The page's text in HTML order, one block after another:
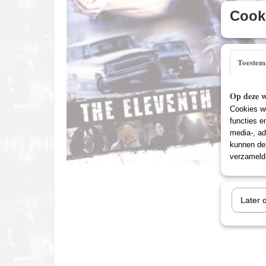
Op deze
Cookies
functies
media-,
kunnen
Later